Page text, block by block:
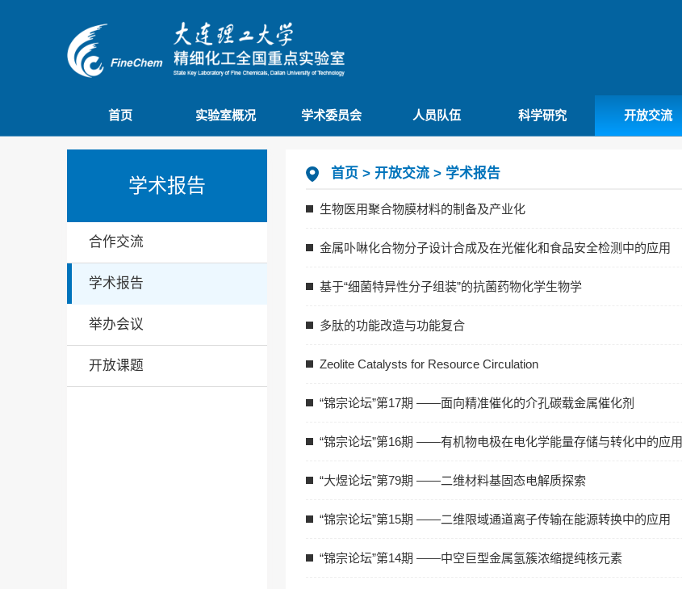
首页 实验室概况 学术委员会 人员队伍 科学研究 开放交流
学术报告
合作交流
学术报告
举办会议
开放课题
首页 >开放交流 > 学术报告
生物医用聚合物膜材料的制备及产业化
金属卟啉化合物分子设计合成及在光催化和食品安全检测中的应用
基于“细菌特异性分子组装”的抗菌药物化学生物学
多肽的功能改造与功能复合
Zeolite Catalysts for Resource Circulation
“锦宗论坛”第17期 ——面向精准催化的介孔碳载金属催化剂
“锦宗论坛”第16期 ——有机物电极在电化学能量存储与转化中的应用
“大煜论坛”第79期 ——二维材料基固态电解质探索
“锦宗论坛”第15期 ——二维限域通道离子传输在能源转换中的应用
“锦宗论坛”第14期 ——中空巨型金属氢簇浓缩提纯核元素